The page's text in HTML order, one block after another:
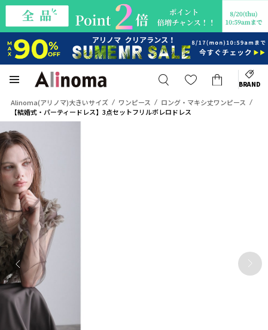
BRAND
Alinoma(アリノマ)大きいサイズ ワンピース
ロング・マキシ丈ワンピース
【結婚式・パーティードレス】3点セットフリルボレロドレス